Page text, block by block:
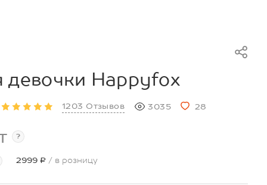
Happyfox
1203 Отзывов 3035 28
?
2999 ₽ / в розницу